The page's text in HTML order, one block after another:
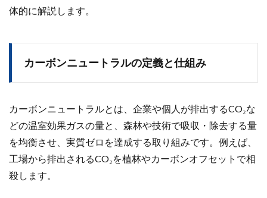
体的に解説します。
カーボンニュートラルの定義と仕組み
カーボンニュートラルとは、企業や個人が排出するCO₂な
どの温室効果ガスの量と、森林や技術で吸収・除去する量
を均衡させ、実質ゼロを達成する取り組みです。例えば、
工場から排出されるCO₂を植林やカーボンオフセットで相
殺します。